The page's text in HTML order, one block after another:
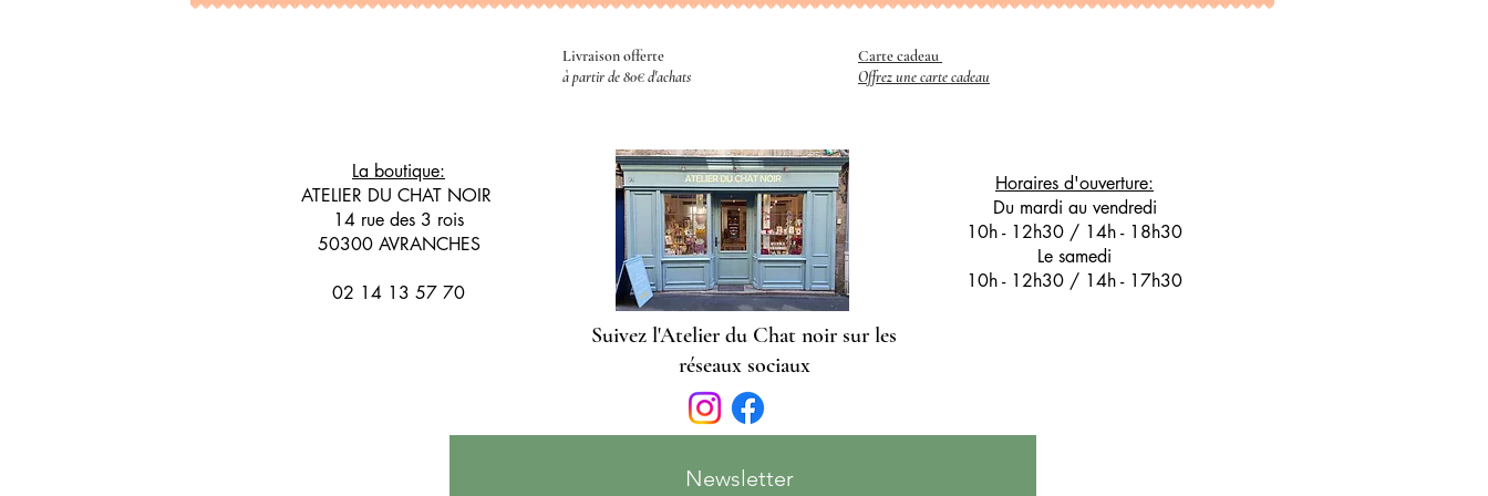
Livraison offerte
à partir de 80€ d'achats
Carte cadeau
Offrez une carte cadeau
La boutique:
ATELIER DU CHAT NOIR
14 rue des 3 rois
50300 AVRANCHES
02 14 13 57 70
Horaires d'ouverture:
Du mardi au vendredi
10h - 12h30 / 14h - 18h30
Le samedi
10h - 12h30 / 14h - 17h30
Suivez l'Atelier du Chat noir sur les
réseaux sociaux